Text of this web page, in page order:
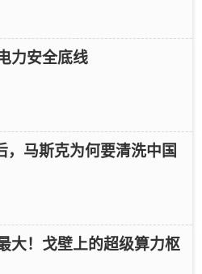
力安全底线
，马斯克为何要清洗中国
大！戈壁上的超级算力枢